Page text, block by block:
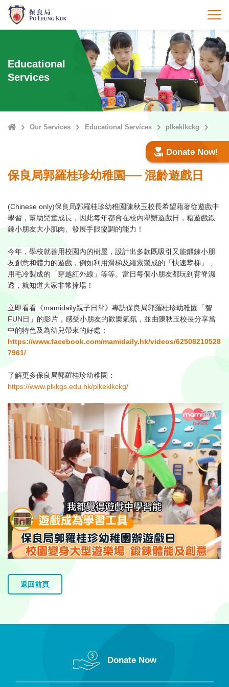
Skip
main
打
Educational
Services
HomeOur Services Educational Services plkeklkckg
Donate Now!
保良局郭羅桂珍幼稚園── 混齡遊戲日
(Chinese only)保良局郭羅桂珍幼稚園陳秋玉校長希望藉著從遊戲中
學習，幫助兒童成長，因此每年都會在校內舉辦遊戲日，藉遊戲鍛
鍊小朋友大小肌肉、發展手眼協調的能力！​
今年，學校就善用校園內的樹屋，設計出多款既吸引又能鍛鍊小朋
友創意和體力的遊戲，例如利用滑梯及繩索製成的「快速攀梯」 、
用毛冷製成的「穿越紅外線」等等。當日每個小朋友都玩到背脊濕
透，就知道大家非常捧場！​
立即看看《mamidaily親子日常》專訪保良局郭羅桂珍幼稚園「智
FUN日」的影片，感受小朋友的歡樂氣氛，並由陳秋玉校長分享當
中的特色及為幼兒帶來的好處：
https://www.facebook.com/mamidaily.hk/videos/62508210528
7961/
了解更多保良局郭羅桂珍幼稚園 ：
https://www.plkkgs.edu.hk/plkeklkckg/
返回前頁
Donate Now